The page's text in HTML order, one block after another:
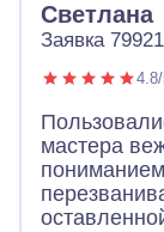
Светлана
Заявка
мастера